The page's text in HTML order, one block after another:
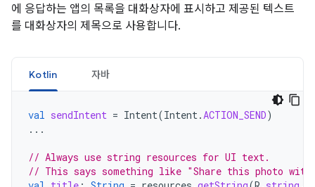
에 응답하는 앱의 목록을 대화상자에 표시하고 제공된 텍스트
를 대화상자의 제목으로 사용합니다.
Kotlin 자바
val sendIntent = Intent(Intent.ACTION_SEND)
...
// Always use string resources for UI text.
// This says something like "Share this photo